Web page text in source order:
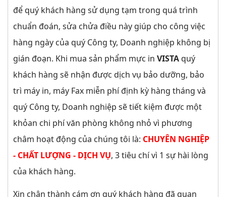
để quý khách hàng sử dụng tạm trong quá trình
chuẩn đoán, sửa chửa điều này giúp cho công việc
hàng ngày của quý Công ty, Doanh nghiệp không bị
gián đoạn. Khi mua sản phẩm mực in VISTAquý
khách hàng sẽ nhận được dịch vụ bảo dưỡng, bảo
trì máy in, máy Fax miễn phí định kỳ hàng tháng và
quý Công ty, Doanh nghiệp sẽ tiết kiệm được một
khỏan chi phí văn phòng không nhỏ vì phương
châm hoạt động của chúng tôi là: CHUYÊN NGHIỆP
- CHẤT LƯỢNG - DỊCH VỤ, 3 tiêu chí vì 1 sự hài lòng
của khách hàng.
Xin chân thành cám ơn quý khách hàng đã quan